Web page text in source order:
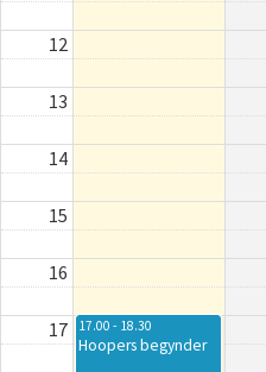
12
13
14
15
16
17 17.00 - 18.30
Hoopers begynder